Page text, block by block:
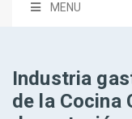
MENU
Industria
de la Cocina